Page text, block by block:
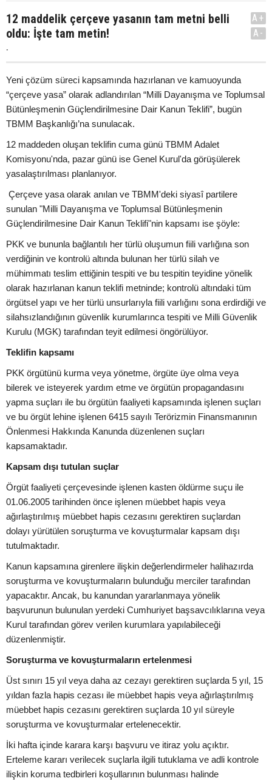
12 maddelik çerçeve yasanın tam metni belli
oldu: İşte tam metin!
.
A+
A-
Yeni çözüm süreci kapsamında hazırlanan ve kamuoyunda
“çerçeve yasa” olarak adlandırılan “Milli Dayanışma ve Toplumsal
Bütünleşmenin Güçlendirilmesine Dair Kanun Teklifi”, bugün
TBMM Başkanlığı’na sunulacak.
12 maddeden oluşan teklifin cuma günü TBMM Adalet
Komisyonu'nda, pazar günü ise Genel Kurul'da görüşülerek
yasalaştırılması planlanıyor.
Çerçeve yasa olarak anılan ve TBMM'deki siyasî partilere
sunulan "Milli Dayanışma ve Toplumsal Bütünleşmenin
Güçlendirilmesine Dair Kanun Teklifi"nin kapsamı ise şöyle:
PKK ve bununla bağlantılı her türlü oluşumun fiili varlığına son
verdiğinin ve kontrolü altında bulunan her türlü silah ve
mühimmatı teslim ettiğinin tespiti ve bu tespitin teyidine yönelik
olarak hazırlanan kanun teklifi metninde; kontrolü altındaki tüm
örgütsel yapı ve her türlü unsurlarıyla fiili varlığını sona erdirdiği ve
silahsızlandığının güvenlik kurumlarınca tespiti ve Milli Güvenlik
Kurulu (MGK) tarafından teyit edilmesi öngörülüyor.
Teklifin kapsamı
PKK örgütünü kurma veya yönetme, örgüte üye olma veya
bilerek ve isteyerek yardım etme ve örgütün propagandasını
yapma suçları ile bu örgütün faaliyeti kapsamında işlenen suçları
ve bu örgüt lehine işlenen 6415 sayılı Terörizmin Finansmanının
Önlenmesi Hakkında Kanunda düzenlenen suçları
kapsamaktadır.
Kapsam dışı tutulan suçlar
Örgüt faaliyeti çerçevesinde işlenen kasten öldürme suçu ile
01.06.2005 tarihinden önce işlenen müebbet hapis veya
ağırlaştırılmış müebbet hapis cezasını gerektiren suçlardan
dolayı yürütülen soruşturma ve kovuşturmalar kapsam dışı
tutulmaktadır.
Kanun kapsamına girenlere ilişkin değerlendirmeler halihazırda
soruşturma ve kovuşturmaların bulunduğu merciler tarafından
yapacaktır. Ancak, bu kanundan yararlanmaya yönelik
başvurunun bulunulan yerdeki Cumhuriyet başsavcılıklarına veya
Kurul tarafından görev verilen kurumlara yapılabileceği
düzenlenmiştir.
Soruşturma ve kovuşturmaların ertelenmesi
Üst sınırı 15 yıl veya daha az cezayı gerektiren suçlarda 5 yıl, 15
yıldan fazla hapis cezası ile müebbet hapis veya ağırlaştırılmış
müebbet hapis cezasını gerektiren suçlarda 10 yıl süreyle
soruşturma ve kovuşturmalar ertelenecektir.
İki hafta içinde karara karşı başvuru ve itiraz yolu açıktır.
Erteleme kararı verilecek suçlarla ilgili tutuklama ve adli kontrole
ilişkin koruma tedbirleri koşullarının bulunması halinde